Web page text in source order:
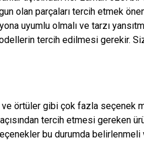
olan parçaları tercih etmek
uyumlu olmalı ve tarzı
tercih edilmesi gerekir.
örtüler gibi çok fazla seçenek
tercih etmesi gereken
bu durumda belirlenmeli